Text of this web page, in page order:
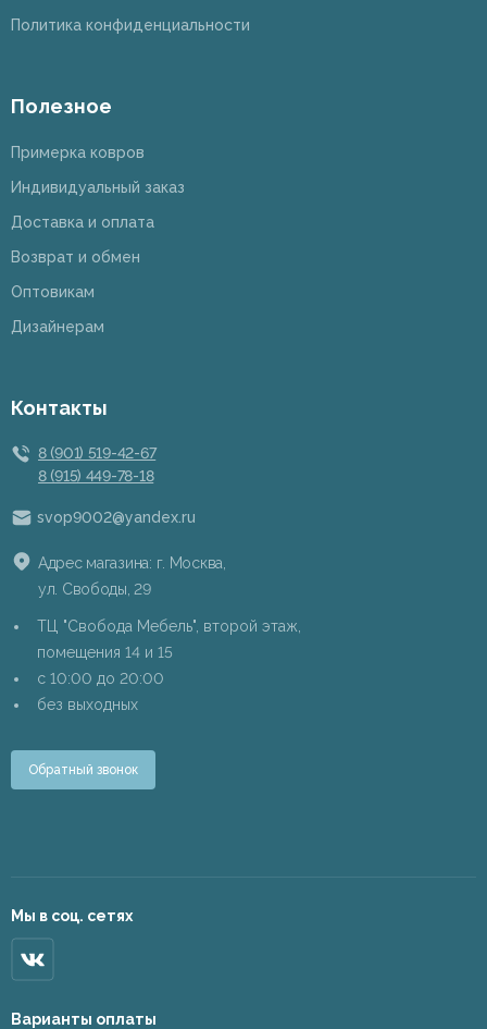
Политика конфиденциальности
Полезное
Примерка ковров
Индивидуальный заказ
Доставка и оплата
Возврат и обмен
Оптовикам
Дизайнерам
Контакты
8 (901) 519-42-67
8 (915) 449-78-18
svop9002@yandex.ru
Адрес магазина: г. Москва,
ул. Свободы, 29
ТЦ "Свобода Мебель", второй этаж,
помещения 14 и 15
c 10:00 до 20:00
без выходных
Обратный звонок
Мы в соц. сетях
Варианты оплаты